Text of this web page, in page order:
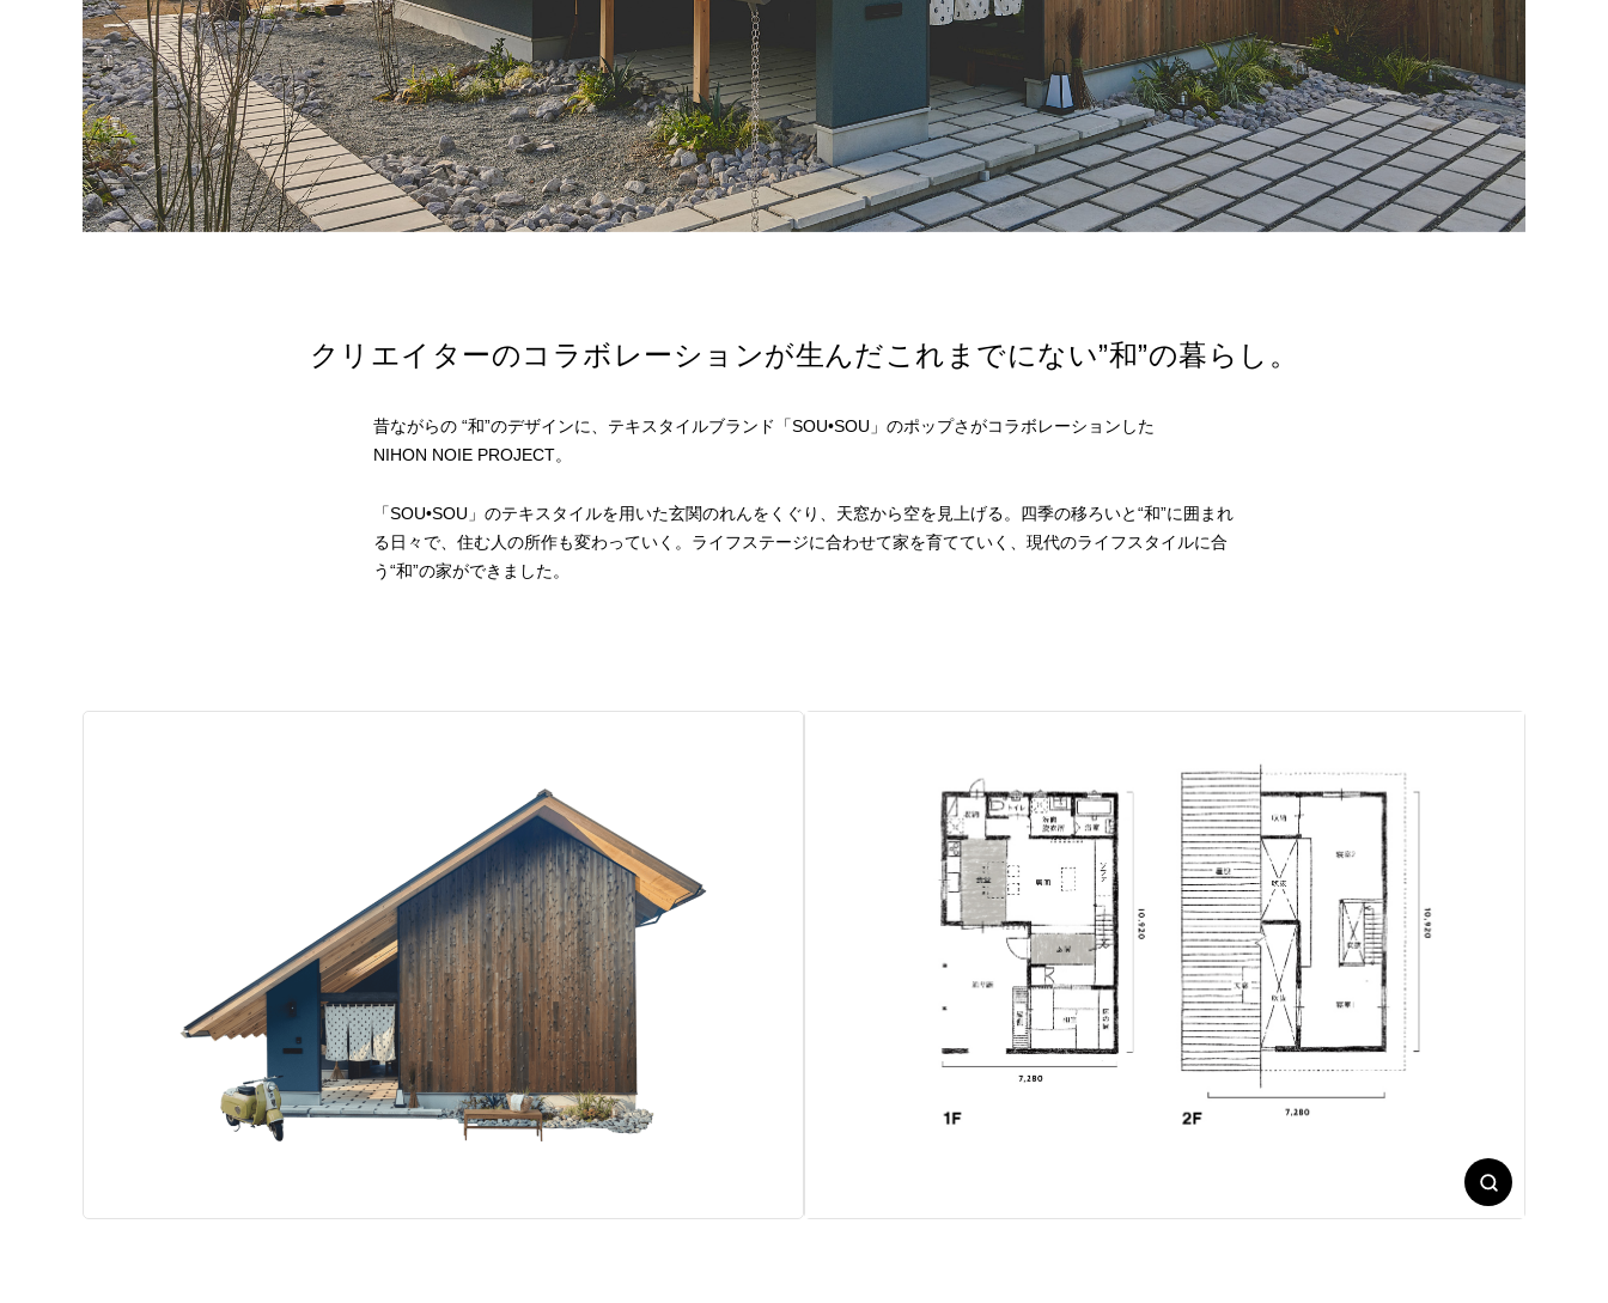
クリエイターのコラボレーションが生んだこれまでにない”和”の暮らし。
昔ながらの “和”のデザインに、テキスタイルブランド「SOU•SOU」のポップさがコラボレーションした
NIHON NOIE PROJECT。
「SOU•SOU」のテキスタイルを用いた玄関のれんをくぐり、天窓から空を見上げる。四季の移ろいと“和”に囲まれ
る日々で、住む人の所作も変わっていく。ライフステージに合わせて家を育てていく、現代のライフスタイルに合
う“和”の家ができました。